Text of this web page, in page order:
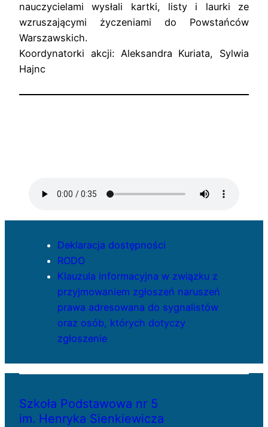
nauczycielami wysłali kartki, listy i laurki ze
wzruszającymi życzeniami do Powstańców
Warszawskich.
Koordynatorki akcji: Aleksandra Kuriata, Sylwia
Hajnc
Deklaracja dostępności
RODO
Klauzula informacyjna w związku z
przyjmowaniem zgłoszeń naruszeń
prawa adresowana do sygnalistów
oraz osób, których dotyczy
zgłoszenie
Szkoła Podstawowa nr 5
im. Henryka Sienkiewicza